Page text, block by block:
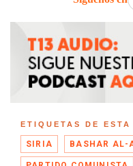
ETIQUETAS DE ESTA
SIRIA BASHAR AL-